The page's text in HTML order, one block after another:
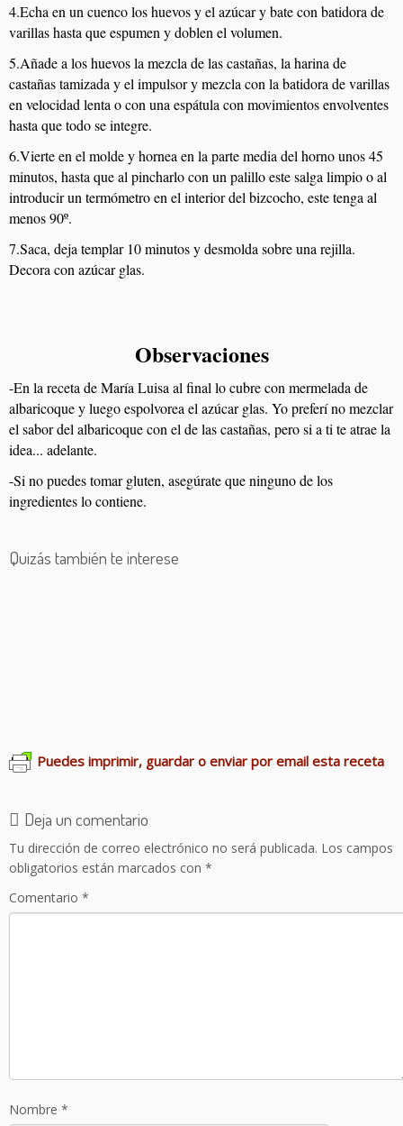
4.Echa en un cuenco los huevos y el azúcar y bate con batidora de
varillas hasta que espumen y doblen el volumen.
5.Añade a los huevos la mezcla de las castañas, la harina de
castañas tamizada y el impulsor y mezcla con la batidora de varillas
en velocidad lenta o con una espátula con movimientos envolventes
hasta que todo se integre.
6.Vierte en el molde y hornea en la parte media del horno unos 45
minutos, hasta que al pincharlo con un palillo este salga limpio o al
introducir un termómetro en el interior del bizcocho, este tenga al
menos 90º.
7.Saca, deja templar 10 minutos y desmolda sobre una rejilla.
Decora con azúcar glas.
Observaciones
-En la receta de María Luisa al final lo cubre con mermelada de
albaricoque y luego espolvorea el azúcar glas. Yo preferí no mezclar
el sabor del albaricoque con el de las castañas, pero si a ti te atrae la
idea... adelante.
-Si no puedes tomar gluten, asegúrate que ninguno de los
ingredientes lo contiene.
Quizás también te interese
Puedes imprimir, guardar o enviar por email esta receta
Deja un comentario
Tu dirección de correo electrónico no será publicada. Los campos
obligatorios están marcados con *
Comentario *
Nombre *